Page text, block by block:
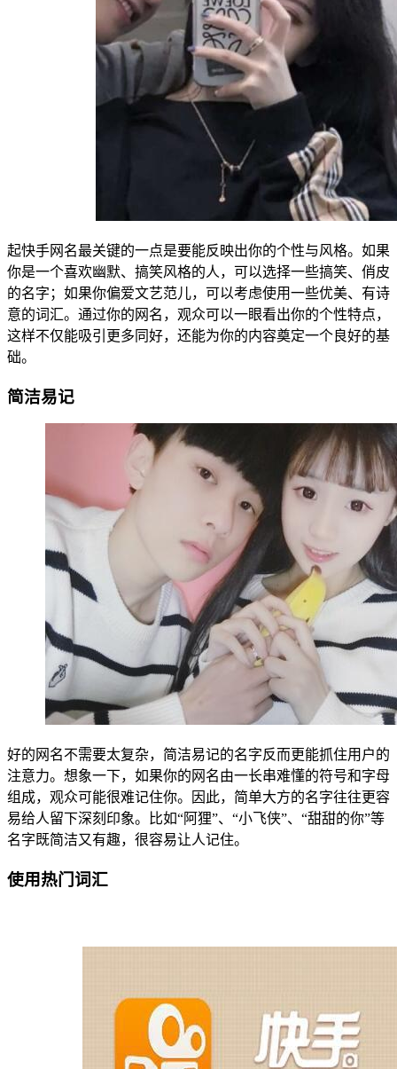
起快手网名最关键的一点是要能反映出你的个性与风格。如果
你是一个喜欢幽默、搞笑风格的人，可以选择一些搞笑、俏皮
的名字；如果你偏爱文艺范儿，可以考虑使用一些优美、有诗
意的词汇。通过你的网名，观众可以一眼看出你的个性特点，
这样不仅能吸引更多同好，还能为你的内容奠定一个良好的基
础。
简洁易记
好的网名不需要太复杂，简洁易记的名字反而更能抓住用户的
注意力。想象一下，如果你的网名由一长串难懂的符号和字母
组成，观众可能很难记住你。因此，简单大方的名字往往更容
易给人留下深刻印象。比如“阿狸”、“小飞侠”、“甜甜的你”等
名字既简洁又有趣，很容易让人记住。
使用热门词汇